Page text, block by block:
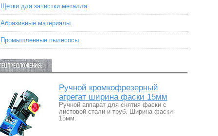
Щетки для зачистки металла
Абразивные материалы
Промышленные пылесосы
Ручной кромкофрезерный
агрегат ширина фаски 15мм
Ручной аппарат для снятия фаски с
листовой стали и труб. Ширина фаски
15мм.